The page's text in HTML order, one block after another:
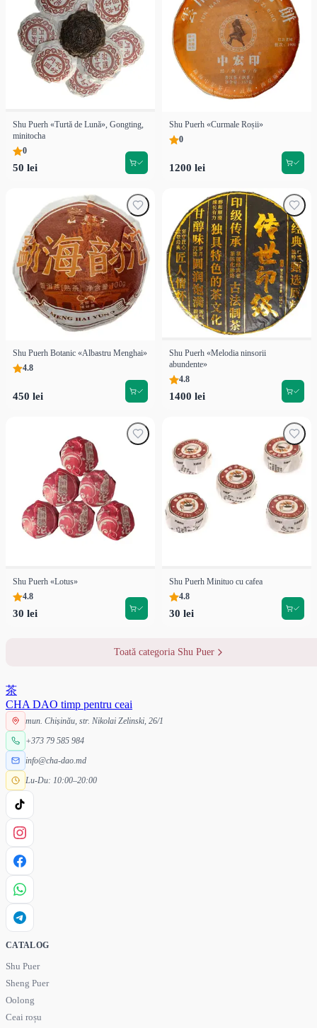
Shu Puerh «Turtă de Lună», Gongting,
minitocha
0
50 lei
Shu Puerh «Curmale Roșii»
0
1200 lei
Shu Puerh Botanic «Albastru Menghai»
4.8
450 lei
Shu Puerh «Melodia ninsorii
abundente»
4.8
1400 lei
Shu Puerh «Lotus»
4.8
30 lei
Shu Puerh Minituo cu cafea
4.8
30 lei
Toată categoria Shu Puer
茶
CHA DAO timp pentru ceai
mun. Chișinău, str. Nikolai Zelinski, 26/1
+373 79 585 984
info@cha-dao.md
Lu-Du: 10:00–20:00
CATALOG
Shu Puer
Sheng Puer
Oolong
Ceai roșu